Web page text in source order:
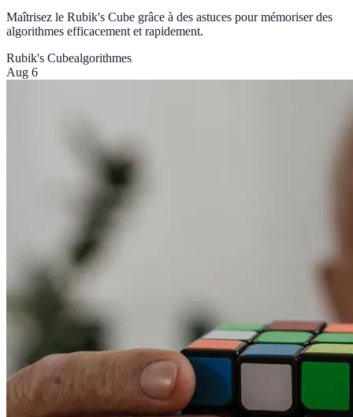
Maîtrisez le Rubik's Cube grâce à des astuces pour mémoriser des
algorithmes efficacement et rapidement.
Rubik's Cubealgorithmes
Aug 6